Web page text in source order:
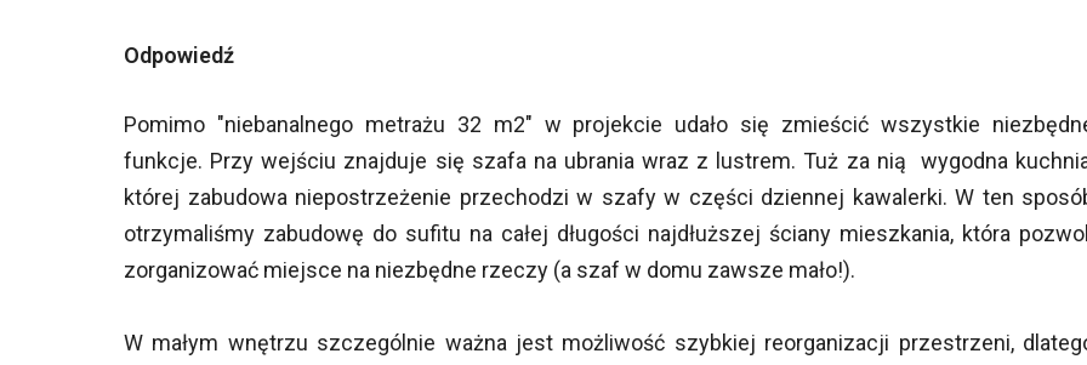
Odpowiedź
Pomimo "niebanalnego metrażu 32 m2" w projekcie udało się zmieścić wszystkie
funkcje. Przy wejściu znajduje się szafa na ubrania wraz z lustrem. Tuż za nią wygodna
której zabudowa niepostrzeżenie przechodzi w szafy w części dziennej kawalerki. W ten
otrzymaliśmy zabudowę do sufitu na całej długości najdłuższej ściany mieszkania, która
zorganizować miejsce na niezbędne rzeczy (a szaf w domu zawsze mało!).
W małym wnętrzu szczególnie ważna jest możliwość szybkiej reorganizacji przestrzeni,